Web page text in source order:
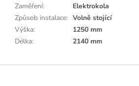
Zaměření:
Elektrokola
Způsob instalace: Volně stojící
Výška:
1250 mm
Délka: 2140 mm
Zápatí